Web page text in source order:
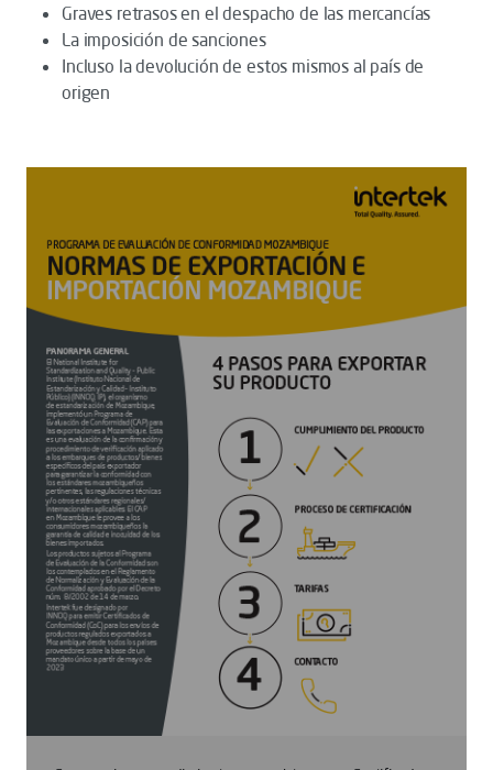
Graves retrasos en el despacho de las mercancías
La imposición de sanciones
Incluso la devolución de estos mismos al país de
origen